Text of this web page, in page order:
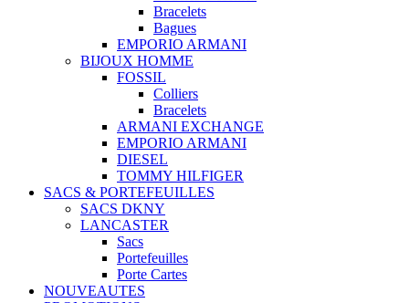
Bracelets
Bagues
EMPORIO ARMANI
BIJOUX HOMME
FOSSIL
Colliers
Bracelets
ARMANI EXCHANGE
EMPORIO ARMANI
DIESEL
TOMMY HILFIGER
SACS & PORTEFEUILLES
SACS DKNY
LANCASTER
Sacs
Portefeuilles
Porte Cartes
NOUVEAUTES